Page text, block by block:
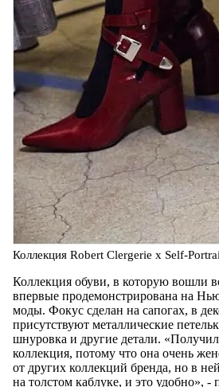
Коллекция Robert Clergerie х Self-
Коллекция обуви, в которую вошли
впервые продемонстрирована на
моды. Фокус сделан на сапогах, в
присутствуют металлические
шнуровка и другие детали.
коллекция, потому что она очень
от других коллекций бренда, но в
на толстом каблуке, и это удобно», -